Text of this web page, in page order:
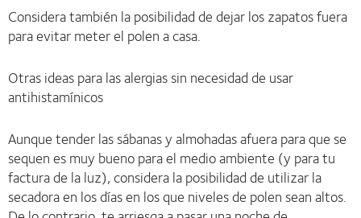
Considera también la posibilidad de dejar los zapatos fuera
para evitar meter el polen a casa.
Otras ideas para las alergias sin necesidad de usar
antihistamínicos
Aunque tender las sábanas y almohadas afuera para que se
sequen es muy bueno para el medio ambiente (y para tu
factura de la luz), considera la posibilidad de utilizar la
secadora en los días en los que niveles de polen sean altos.